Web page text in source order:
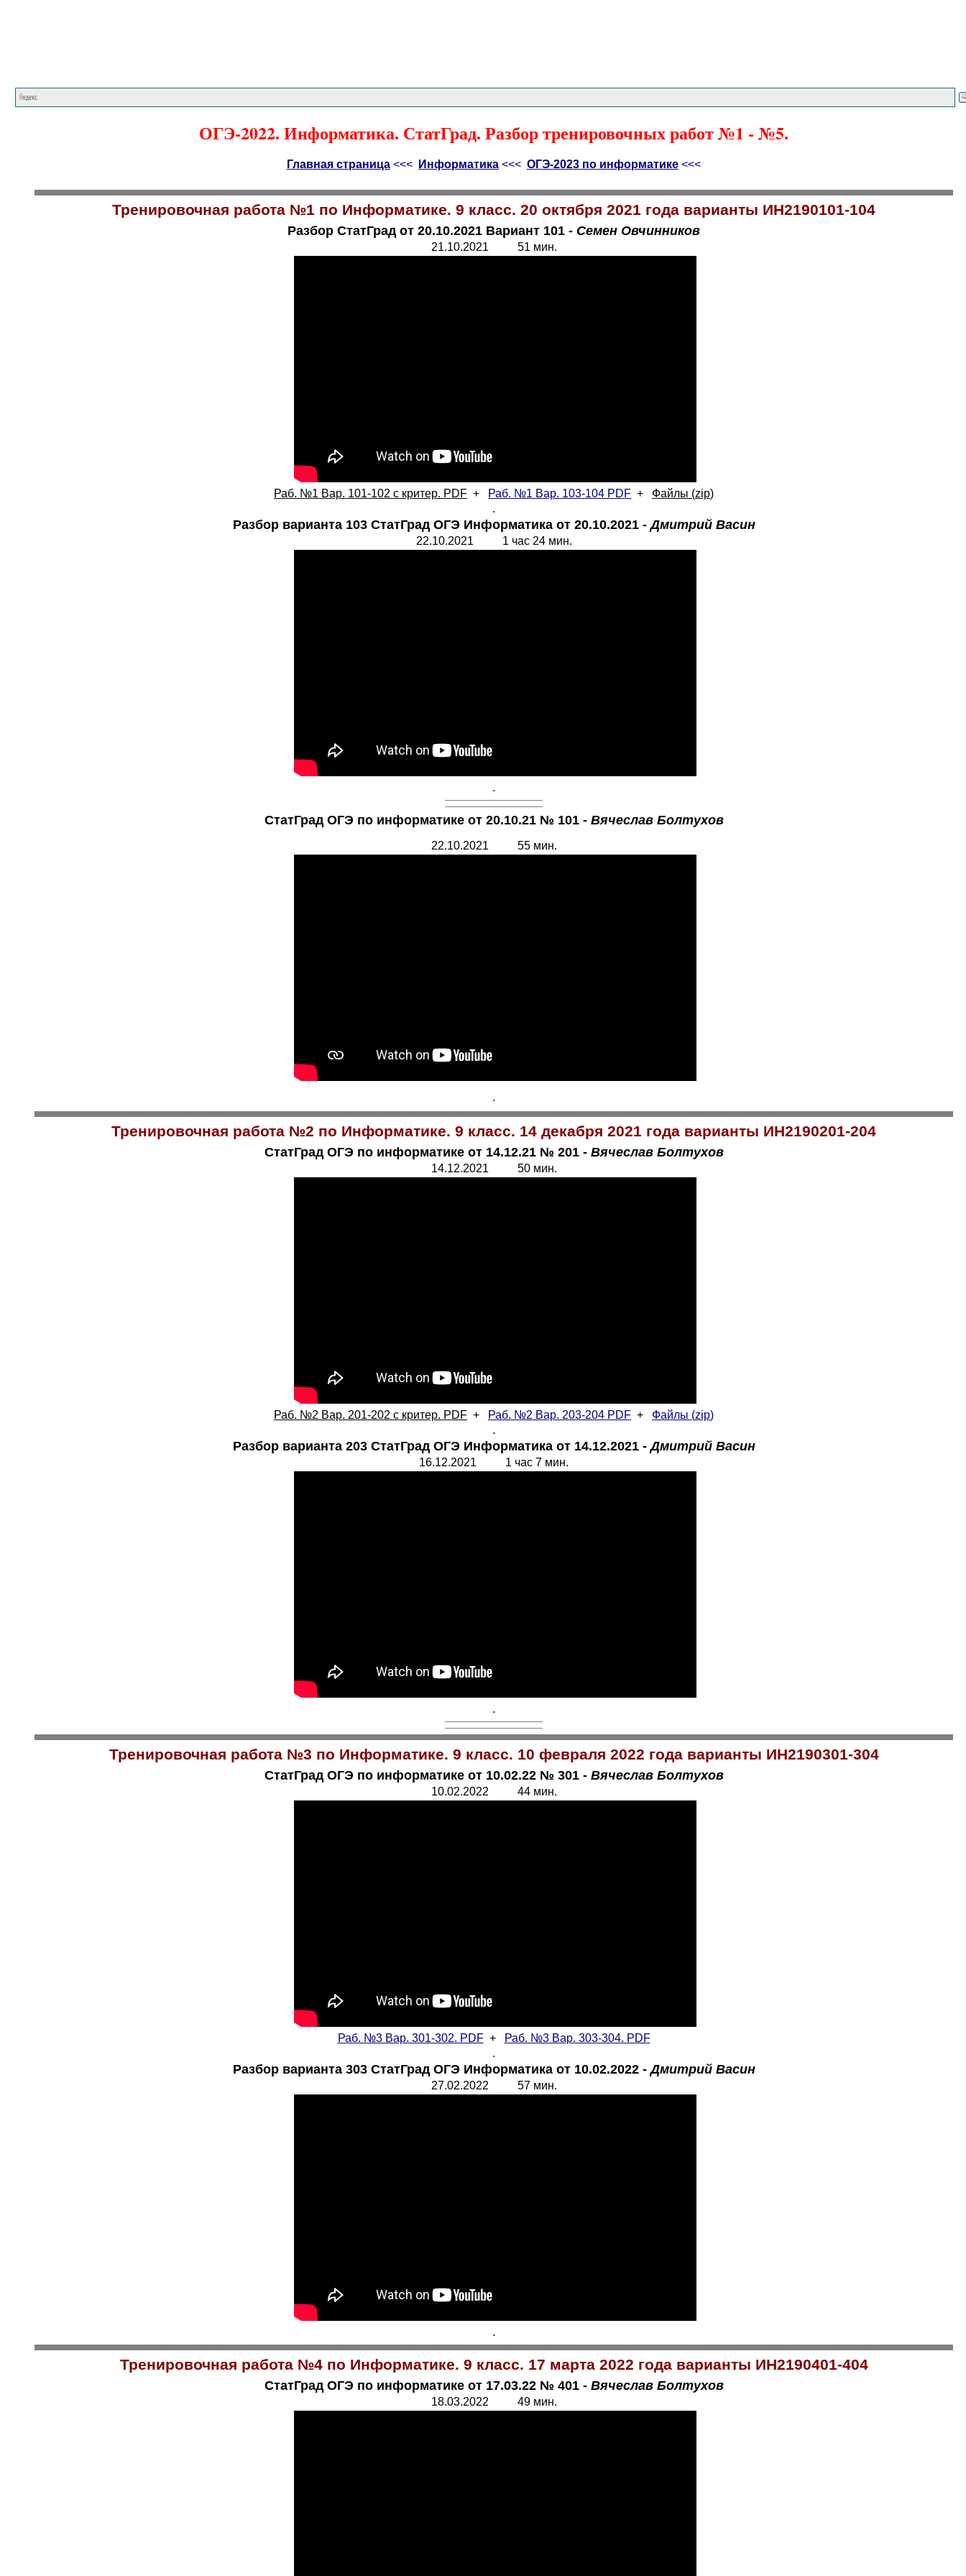
ОГЭ-2022. Информатика. СтатГрад. Разбор тренировочных работ №1 - №5.
Главная страница <<< Информатика <<< ОГЭ-2023 по информатике <<<
Тренировочная работа №1 по Информатике. 9 класс. 20 октября 2021 года варианты ИН2190101-104
Разбор СтатГрад от 20.10.2021 Вариант 101 - Семен Овчинников
21.10.2021 51 мин.
Раб. №1 Вар. 101-102 с критер. PDF + Раб. №1 Вар. 103-104 PDF + Файлы (zip)
.
Разбор варианта 103 СтатГрад ОГЭ Информатика от 20.10.2021 -Дмитрий Васин
22.10.2021 1 час 24 мин.
.
СтатГрад ОГЭ по информатике от 20.10.21 № 101 - Вячеслав Болтухов
22.10.2021 55 мин.
.
Тренировочная работа №2 по Информатике. 9 класс. 14 декабря 2021 года варианты ИН2190201-204
СтатГрад ОГЭ по информатике от 14.12.21 № 201 - Вячеслав Болтухов
14.12.2021 50 мин.
Раб. №2 Вар. 201-202 с критер. PDF + Раб. №2 Вар. 203-204 PDF + Файлы (zip)
.
Разбор варианта 203 СтатГрад ОГЭ Информатика от 14.12.2021 -Дмитрий Васин
16.12.2021 1 час 7 мин.
.
Тренировочная работа №3 по Информатике. 9 класс. 10 февраля 2022 года варианты ИН2190301-304
СтатГрад ОГЭ по информатике от 10.02.22 № 301 - Вячеслав Болтухов
10.02.2022 44 мин.
Раб. №3 Вар. 301-302. PDF+ Раб. №3 Вар. 303-304. PDF
.
Разбор варианта 303 СтатГрад ОГЭ Информатика от 10.02.2022 -Дмитрий Васин
27.02.2022 57 мин.
.
Тренировочная работа №4 по Информатике. 9 класс. 17 марта 2022 года варианты ИН2190401-404
СтатГрад ОГЭ по информатике от 17.03.22 № 401 - Вячеслав Болтухов
18.03.2022 49 мин.